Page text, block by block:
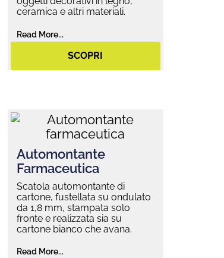
ceramica e altri materiali.
Read More...
SCOPRI
Automontante
Farmaceutica
Scatola automontante di
cartone, fustellata su ondulato
da 1,8 mm, stampata solo
fronte e realizzata sia su
cartone bianco che avana.
Read More...